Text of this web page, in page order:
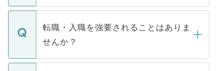
ます。通常、5営業日以内にはご連絡をせて
いただきますので、しばらくお待ちくださ
マイナビDOCTORで取り扱っている求人の
うち約3割は、Webサイトからご覧いただ
けない「非公開求人」です。非公開求人は
下記の理由によって、一般には公開してい
ません。
転職・入職を強要されることはありま
せんか？
転職・入職を強要することは一切ありませ